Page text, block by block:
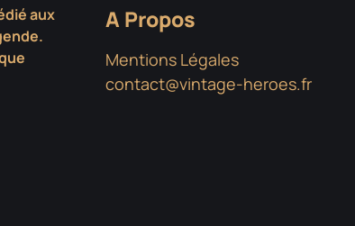
aux
A Propos
Mentions Légales
contact@vintage-heroes.fr